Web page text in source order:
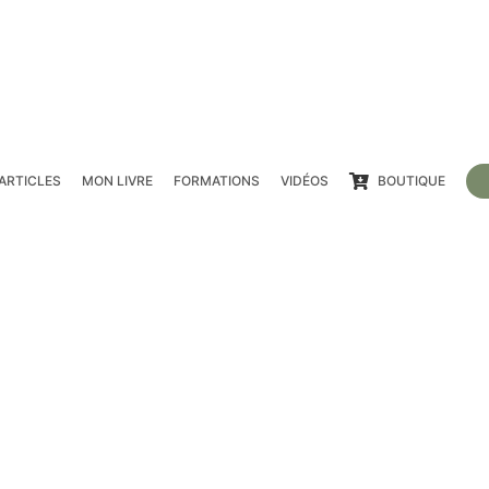
MON LIVRE FORMATIONS VIDÉOS BOUTIQUE